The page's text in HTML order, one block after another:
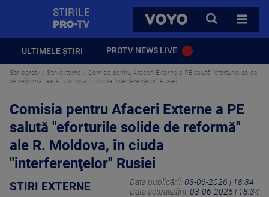
VOYO
CAUTA
TOATE
ULTIMELE ȘTIRI PROTV NEWS LIVE
Stirileprotv Stiri externe
Comisia pentru Afaceri Externe a PE salută "eforturile solide
de reformă" ale R. Moldova, în ciuda "interferenţelor" Rusiei
Comisia pentru Afaceri Externe a PE
salută "eforturile solide de reformă"
ale R. Moldova, în ciuda
"interferenţelor" Rusiei
STIRI EXTERNE Data publicării: 03-06-2026 | 18:34
Data actualizării: 03-06-2026 | 18:34